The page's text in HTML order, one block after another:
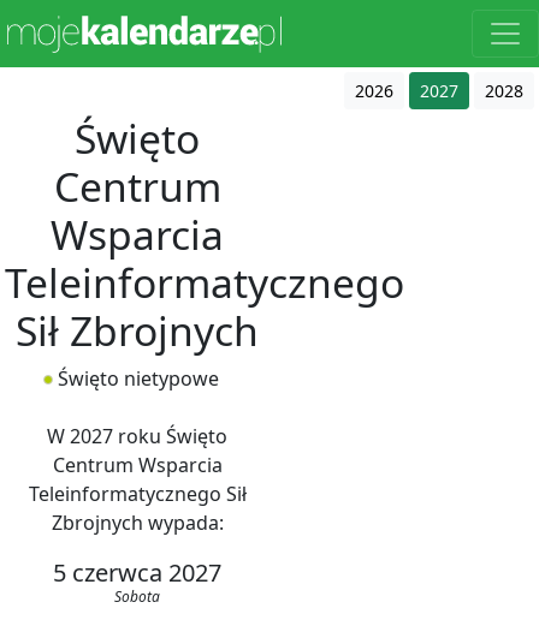
2026 2027 2028
Święto
Centrum
Wsparcia
Teleinformatycznego
Sił Zbrojnych
Święto nietypowe
W 2027 roku Święto
Centrum Wsparcia
Teleinformatycznego Sił
Zbrojnych wypada:
5 czerwca 2027
Sobota